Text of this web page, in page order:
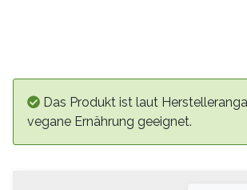
Das Produkt ist laut
vegane Ernährung geeignet.